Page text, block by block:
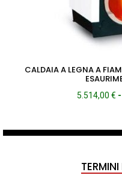
CALDAIA A LEGNA A
5.514,00 € -